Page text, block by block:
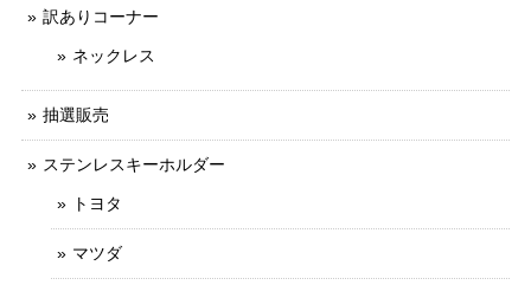
訳ありコーナー
ネックレス
抽選販売
ステンレスキーホルダー
トヨタ
マツダ